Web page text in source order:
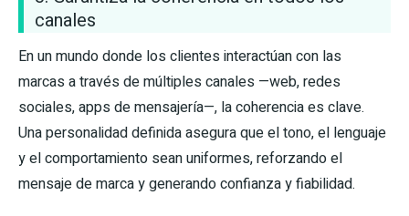
canales
En un mundo donde los clientes interactúan con las
marcas a través de múltiples canales —web, redes
sociales, apps de mensajería—, la coherencia es clave.
Una personalidad definida asegura que el tono, el lenguaje
y el comportamiento sean uniformes, reforzando el
mensaje de marca y generando confianza y fiabilidad.